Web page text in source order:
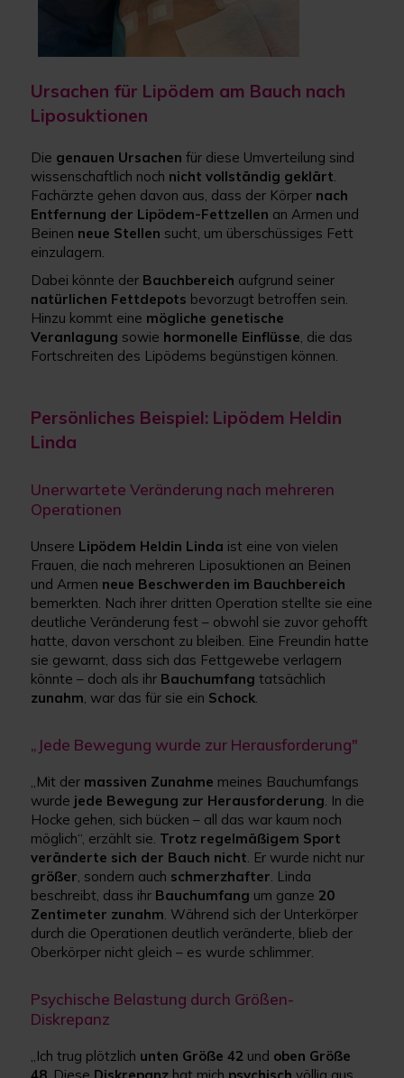
Ursachen für Lipödem am Bauch nach
Liposuktionen
Die genauen Ursachen für diese Umverteilung sind
wissenschaftlich noch nicht vollständig geklärt.
Fachärzte gehen davon aus, dass der Körper nach
Entfernung der Lipödem-Fettzellen an Armen und
Beinen neue Stellen sucht, um überschüssiges Fett
einzulagern.
Dabei könnte der Bauchbereich aufgrund seiner
natürlichen Fettdepots bevorzugt betroffen sein.
Hinzu kommt eine mögliche genetische
Veranlagung sowie hormonelle Einflüsse, die das
Fortschreiten des Lipödems begünstigen können.
Persönliches Beispiel: Lipödem Heldin
Linda
Unerwartete Veränderung nach mehreren
Operationen
Unsere Lipödem Heldin Linda ist eine von vielen
Frauen, die nach mehreren Liposuktionen an Beinen
und Armen neue Beschwerden im Bauchbereich
bemerkten. Nach ihrer dritten Operation stellte sie eine
deutliche Veränderung fest – obwohl sie zuvor gehofft
hatte, davon verschont zu bleiben. Eine Freundin hatte
sie gewarnt, dass sich das Fettgewebe verlagern
könnte – doch als ihr Bauchumfang tatsächlich
zunahm, war das für sie ein Schock.
„Jede Bewegung wurde zur Herausforderung"
„Mit der massiven Zunahme meines Bauchumfangs
wurde jede Bewegung zur Herausforderung. In die
Hocke gehen, sich bücken – all das war kaum noch
möglich“, erzählt sie. Trotz regelmäßigem Sport
veränderte sich der Bauch nicht. Er wurde nicht nur
größer, sondern auch schmerzhafter. Linda
beschreibt, dass ihr Bauchumfang um ganze 20
Zentimeter zunahm. Während sich der Unterkörper
durch die Operationen deutlich veränderte, blieb der
Oberkörper nicht gleich – es wurde schlimmer.
Psychische Belastung durch Größen-
Diskrepanz
„Ich trug plötzlich unten Größe 42 und oben Größe